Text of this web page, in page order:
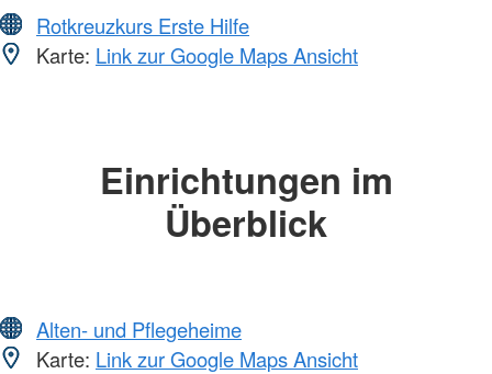
Rotkreuzkurs Erste Hilfe
Karte: Link zur Google Maps Ansicht
Einrichtungen im
Überblick
Alten- und Pflegeheime
Karte: Link zur Google Maps Ansicht